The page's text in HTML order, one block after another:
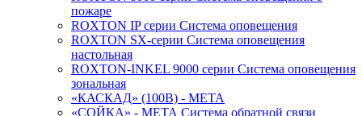
пожаре
ROXTON IP серии Система оповещения
ROXTON SX-серии Система оповещения
настольная
ROXTON-INKEL 9000 серии Система оповещения
зональная
«КАСКАД» (100В) - МЕТА
«СОЙКА» - МЕТА Система обратной связи